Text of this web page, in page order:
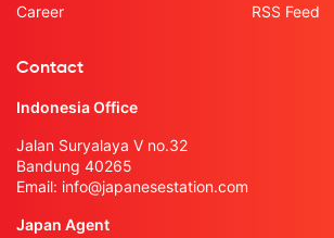
Career
RSS Feed
Contact
Indonesia Office
Jalan Suryalaya V no.32
Bandung 40265
Email: info@japanesestation.com
Japan Agent